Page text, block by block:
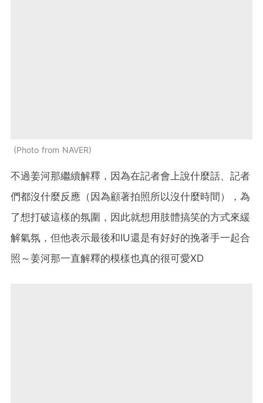
Photo from NAVER
不過姜河那繼續解釋，因為在記者會上說什麼話、記者
們都沒什麼反應（因為顧著拍照所以沒什麼時間），為
了想打破這樣的氛圍，因此就想用肢體搞笑的方式來緩
解氣氛，但他表示最後和IU還是有好好的挽著手一起合
照～姜河那一直解釋的模樣也真的很可愛XD